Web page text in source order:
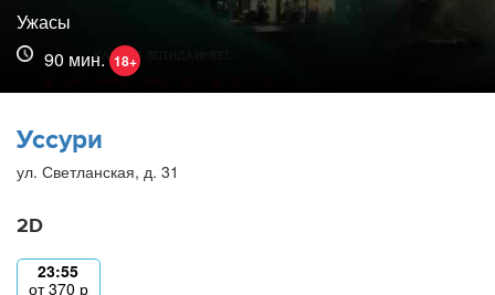
Ужасы
90 мин. 18+
Уссури
ул. Светланская, д. 31
2D
23:55
от370 р